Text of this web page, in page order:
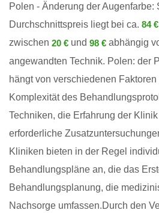
Polen - Änderung der Augenfarbe:
Durchschnittspreis liegt bei ca. 84 €
zwischen 20 € und 98 € abhängig
angewandten Technik. Polen: der
hängt von verschiedenen
Komplexität des
Techniken, die Erfahrung der Klinik
erforderliche
Kliniken bieten in der Regel
Behandlungspläne an, die das
Behandlungsplanung, die
Nachsorge umfassen.Durch den